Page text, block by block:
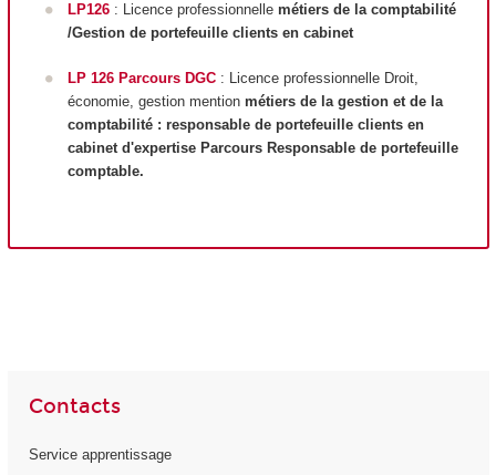
LP126: Licence professionnelle métiers de la comptabilité
/Gestion de portefeuille clients en cabinet
LP 126 Parcours DGC: Licence professionnelle Droit,
économie, gestion mention métiers de la gestion et de la
comptabilité : responsable de portefeuille clients en
cabinet d'expertise Parcours Responsable de portefeuille
comptable.
Contacts
Service apprentissage